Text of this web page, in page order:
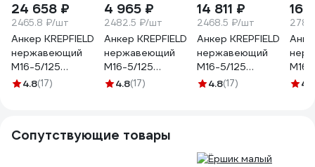
24 658 ₽
2465.8 ₽/шт
Анкер KREPFIELD
нержавеющий
M16-5/125
распорный ART
5/125-10
4.8(17)
4 965 ₽
2482.5 ₽/шт
Анкер KREPFIELD
нержавеющий
M16-5/125
распорный ART
5/125-2
4.8(17)
14 811 ₽
2468.5 ₽/шт
Анкер KREPFIELD
нержавеющий
M16-5/125
распорный ART
4.8(17)
16
4.8
Сопутствующие товары